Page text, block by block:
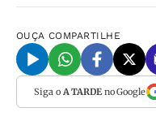
OUÇA COMPARTILHE
Siga o A TARDEno Google